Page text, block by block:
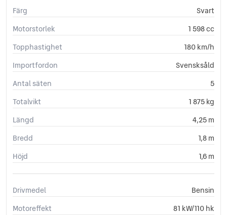
Färg
Svart
Motorstorlek
1 598 cc
Topphastighet
180 km/h
Importfordon
Svensksåld
Antal säten
5
Totalvikt
1 875 kg
Längd
4,25 m
Bredd
1,8 m
Höjd
1,6 m
Drivmedel
Bensin
Motoreffekt
81 kW/110 hk